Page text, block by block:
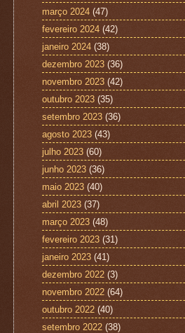
março 2024 (47)
fevereiro 2024 (42)
janeiro 2024 (38)
dezembro 2023 (36)
novembro 2023 (42)
outubro 2023 (35)
setembro 2023 (36)
agosto 2023 (43)
julho 2023 (60)
junho 2023 (36)
maio 2023 (40)
abril 2023 (37)
março 2023 (48)
fevereiro 2023 (31)
janeiro 2023 (41)
dezembro 2022 (3)
novembro 2022 (64)
outubro 2022 (40)
setembro 2022 (38)